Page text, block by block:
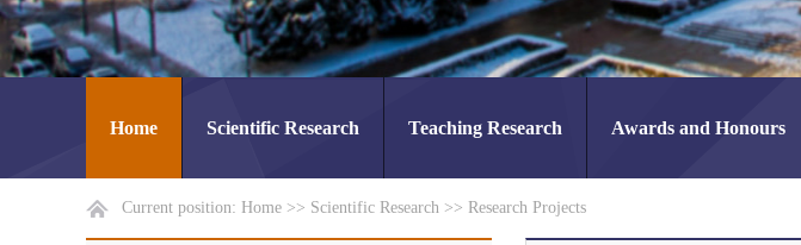
Home Scientific Research Teaching Research Awards and Honours
Current position: Home >> Scientific Research >> Research Projects